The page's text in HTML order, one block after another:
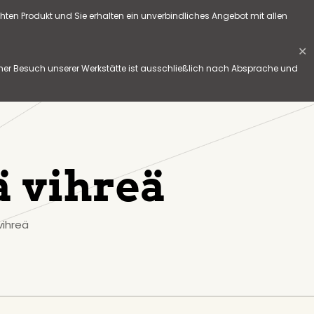
Produkt und Sie erhalten ein unverbindliches Angebot mit allen
Besuch unserer Werkstätte ist ausschließlich nach Absprache und
✕
vihreä